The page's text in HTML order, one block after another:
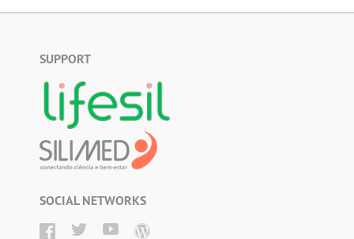
SUPPORT
SOCIAL NETWORKS